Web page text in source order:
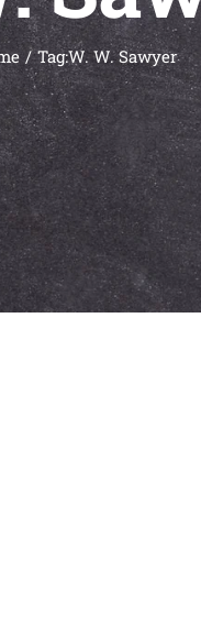
Tag:W. W. Sawyer